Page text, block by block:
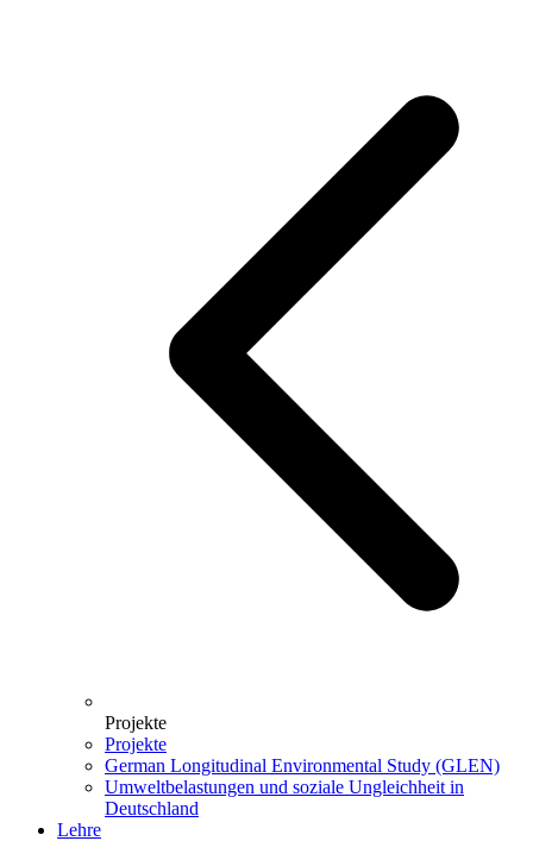
Projekte
Projekte
German Longitudinal Environmental Study (GLEN)
Umweltbelastungen und soziale Ungleichheit in
Deutschland
Lehre